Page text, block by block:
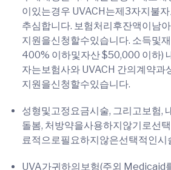
이있는경우 UVACH는제3자지불
추심합니다. 보험처리후잔액이남
지원을신청할수있습니다. 소득및
400% 이하및자산 $50,000 이하)
자는보험사와 UVACH 간의계약과
지원을신청할수있습니다.
성형및고정요금시술, 그리고보험,
돌봄, 처방약을사용하지않기로선
료적으로필요하지않은선택적인시
UVA가귀하의보험(주외 Medicaid